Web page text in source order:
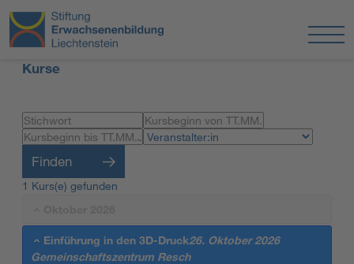
Kurse
Finden
1 Kurs(e) gefunden
Einführung in den 3D-Druck26. Oktober 2026
Gemeinschaftszentrum Resch